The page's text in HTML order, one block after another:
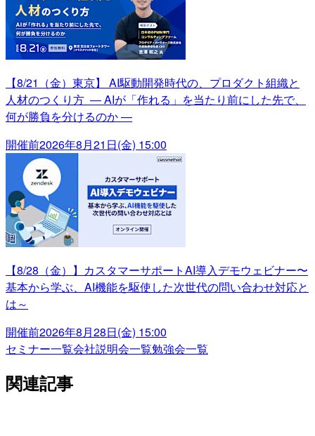
【8/21（金）東京】 AI駆動開発時代の、プロダクト組織と
人材のつくり方 ― AIが「作れる」を当たり前にした先で、
何が勝負を分けるのか ―
開催前2026年8月21日(金) 15:00
【8/28（金）】カスタマーサポートAI導入デモウェビナー〜
基本から学ぶ、AI機能を駆使した次世代の問い合わせ対応と
は～
開催前2026年8月28日(金) 15:00
セミナー一覧会社説明会一覧勉強会一覧
関連記事